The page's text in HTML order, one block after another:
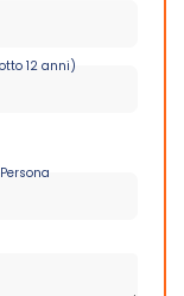
12 anni)